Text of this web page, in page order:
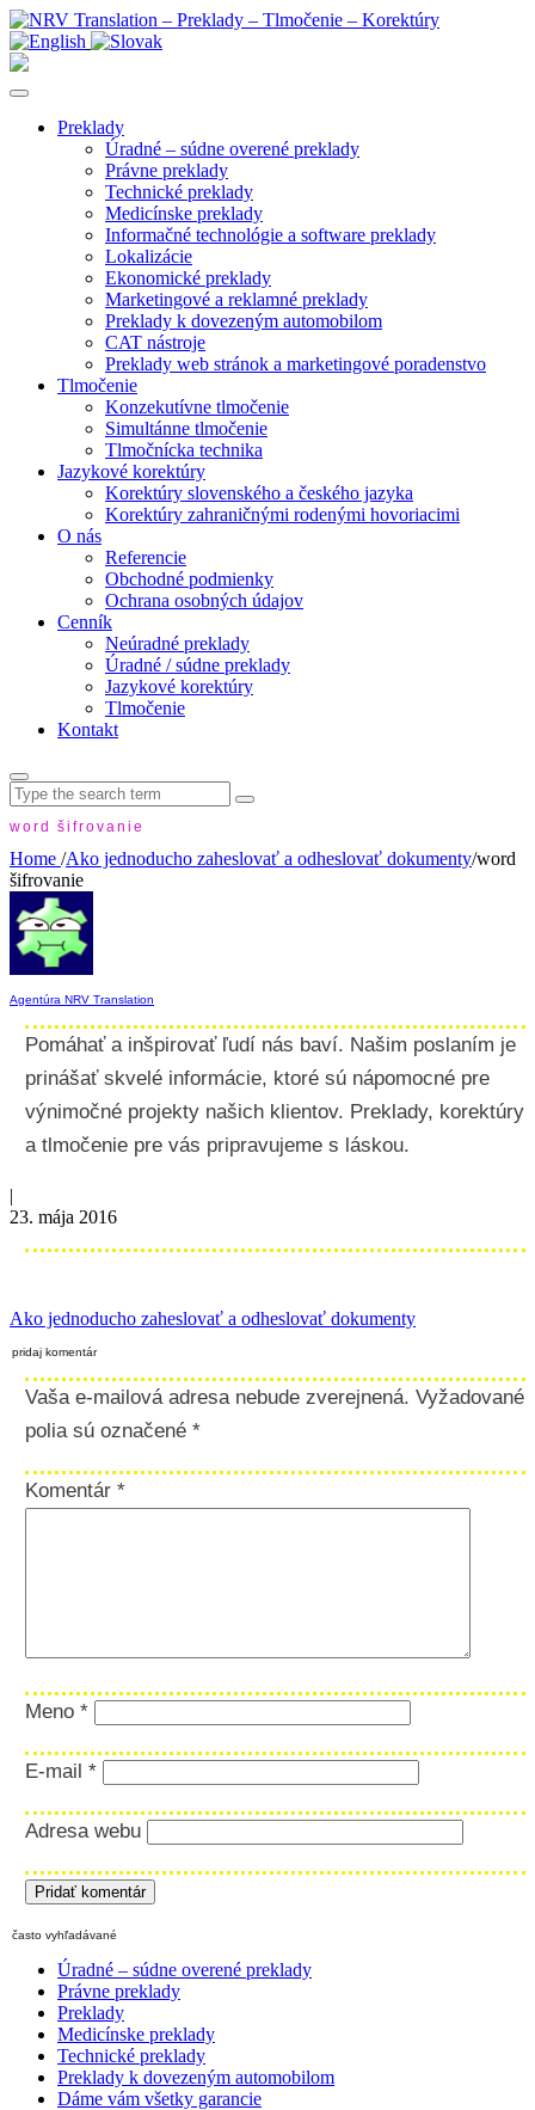
Preklady
Úradné – súdne overené preklady
Právne preklady
Technické preklady
Medicínske preklady
Informačné technológie a software preklady
Lokalizácie
Ekonomické preklady
Marketingové a reklamné preklady
Preklady k dovezeným automobilom
CAT nástroje
Preklady web stránok a marketingové poradenstvo
Tlmočenie
Konzekutívne tlmočenie
Simultánne tlmočenie
Tlmočnícka technika
Jazykové korektúry
Korektúry slovenského a českého jazyka
Korektúry zahraničnými rodenými hovoriacimi
O nás
Referencie
Obchodné podmienky
Ochrana osobných údajov
Cenník
Neúradné preklady
Úradné / súdne preklady
Jazykové korektúry
Tlmočenie
Kontakt
Search
for:
word šifrovanie
Home /Ako jednoducho zaheslovať a odheslovať dokumenty/word
šifrovanie
Agentúra NRV Translation
Pomáhať a inšpirovať ľudí nás baví. Našim poslaním je
prinášať skvelé informácie, ktoré sú nápomocné pre
výnimočné projekty našich klientov. Preklady, korektúry
a tlmočenie pre vás pripravujeme s láskou.
|
23. mája 2016
Ako jednoducho zaheslovať a odheslovať dokumenty
pridaj komentár
Vaša e-mailová adresa nebude zverejnená. Vyžadované
polia sú označené *
Komentár *
Meno *
E-mail *
Adresa webu
často vyhľadávané
Úradné – súdne overené preklady
Právne preklady
Preklady
Medicínske preklady
Technické preklady
Preklady k dovezeným automobilom
Dáme vám všetky garancie